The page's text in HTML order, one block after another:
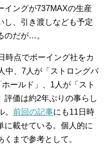
イングが737MAXの生産
し、引き渡しなども予定
のだが…。
時点でボーイング社をカ
中、7人が「ストロングバ
ールド」、1人が「スト
評価は約2年ぶりの事らし
前回の記事にも11日時
に載せている。個人的に
まで参考として。